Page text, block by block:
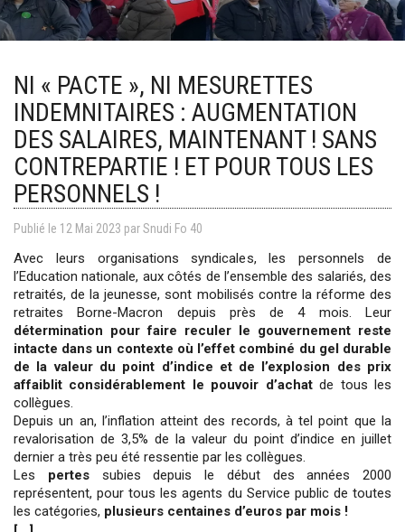
NI « PACTE », NI MESURETTES
INDEMNITAIRES : AUGMENTATION
DES SALAIRES, MAINTENANT ! SANS
CONTREPARTIE ! ET POUR TOUS LES
PERSONNELS !
Publié le 12 Mai 2023 par Snudi Fo 40
Avec leurs organisations syndicales, les personnels de
l’Education nationale, aux côtés de l’ensemble des salariés, des
retraités, de la jeunesse, sont mobilisés contre la réforme des
retraites Borne-Macron depuis près de 4 mois. Leur
détermination pour faire reculer le gouvernement reste
intacte dans un contexte où l’effet combiné du gel durable
de la valeur du point d’indice et de l’explosion des prix
affaiblit considérablement le pouvoir d’achatde tous les
collègues.
Depuis un an, l’inflation atteint des records, à tel point que la
revalorisation de 3,5% de la valeur du point d’indice en juillet
dernier a très peu été ressentie par les collègues.
Les pertessubies depuis le début des années 2000
représentent, pour tous les agents du Service public de toutes
les catégories, plusieurs centaines d’euros par mois !